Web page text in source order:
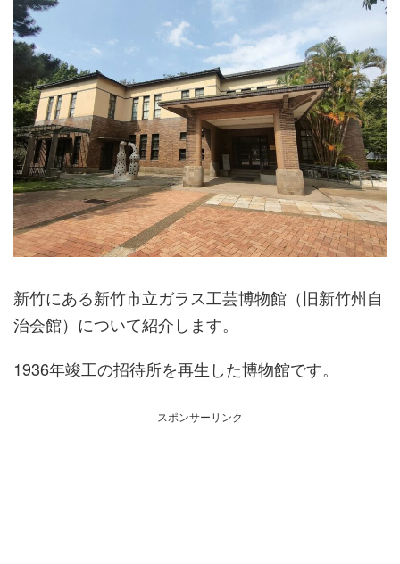
新竹にある新竹市立ガラス工芸博物館（旧新竹州自
治会館）について紹介します。
1936年竣工の招待所を再生した博物館です。
スポンサーリンク